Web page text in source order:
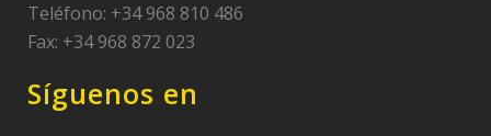
Teléfono: +34 968 810 486
Fax: +34 968 872 023
Síguenos en